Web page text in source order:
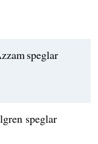
speglar
speglar